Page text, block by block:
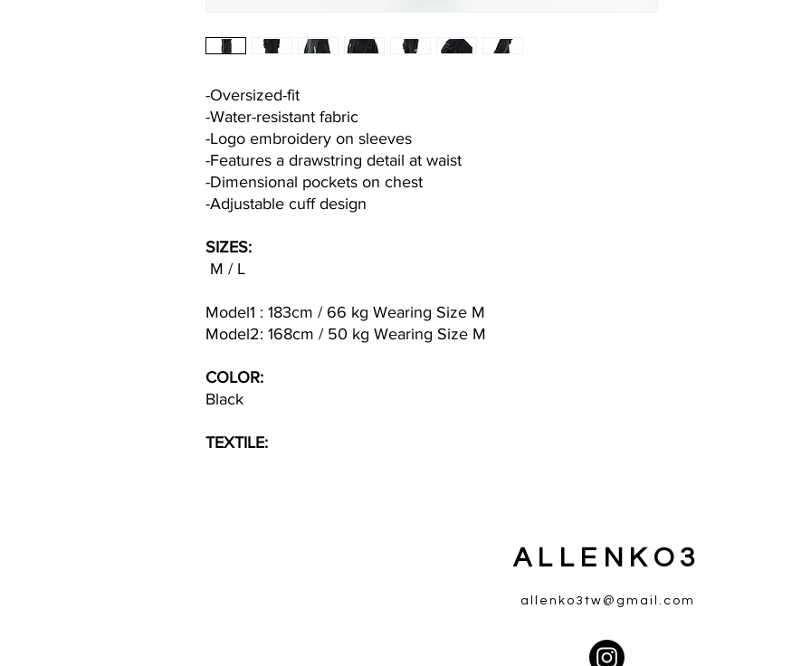
-Oversized-fit
-Water-resistant fabric
-Logo embroidery on sleeves
-Features a drawstring detail at waist
-Dimensional pockets on chest
-Adjustable cuff design
SIZES:
M / L
Model1 : 183cm / 66 kg Wearing Size M
Model2: 168cm / 50 kg Wearing Size M
COLOR:
Black
TEXTILE:
ALLENKO3
allenko3tw@gmail.com